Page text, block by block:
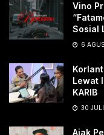
Vino
Sosial
6
Lewat
KARIB
30
Ajak